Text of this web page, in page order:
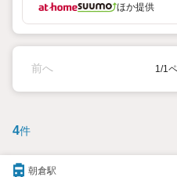
ほか提供
前へ 1/1
4件
朝倉駅